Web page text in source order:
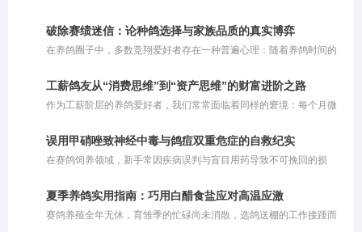
鸽天然保健圣品的核心有效成分与作用机理，助你科学养鸽。
繁华落尽，静心沉思，最深的感触凝成了一句大实话：鸽子这生灵，
能飞就是硬道理。有些鸽子外表再光鲜亮丽，羽质顺滑、体态优美，
一旦踏上公棚的赛飞征程，若是缺乏那种与生俱来的竞翔能力，也是
的还是血统底蕴与家族传承。
破除赛绩迷信：论种鸽选择与家族品质的真实博弈
在养鸽圈子中，多数竞翔爱好者存在一种普遍心理：随着养鸽时间的
绩。特别是对于那些征战赛场多年的鸽友而言，自家连续飞出高位名
次的鸽子，往往是做种的首选。部分要求更为严苛的玩家，甚至非飞
过前三名或连续多站前十名的鸽子不用，他们认为只有这样的鸽子做
工薪鸽友从“消费思维”到“资产思维”的财富进阶之路
作为工薪阶层的养鸽爱好者，我们常常面临着同样的窘境：每个月微
数化作了鸽粮钱、药费以及高昂的参赛费。我们这群人的抗风险能力
本就极为脆弱，若是连续两三年都在比赛中亏损，那份对赛鸽的热爱
恐怕也难以为继。
误用甲硝唑致神经中毒与鸽痘双重危症的自救纪实
在赛鸽饲养领域，新手常因疾病误判与盲目用药导致不可挽回的损
痘并过量投喂甲硝唑引发的神经中毒危机。通过及时调整策略，采取
阶梯式温和排毒与神经修复方案，最终帮助赛鸽奇迹般康复。本文将
复盘整个发病与救治过程，探讨鸽痘病理及安全防控经验，为广大鸽
夏季养鸽实用指南：巧用白醋食盐应对高温应激
赛鸽养殖全年无休，育雏季的忙碌尚未消散，选鸽送棚的工作接踵而